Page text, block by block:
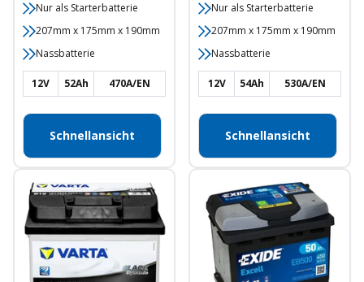
Nur als Starterbatterie
207mm x 175mm x 190mm
Nassbatterie
12V 52Ah 470A/EN
Schnellansicht
Nur als Starterbatterie
207mm x 175mm x 190mm
Nassbatterie
12V 54Ah 530A/EN
Schnellansicht